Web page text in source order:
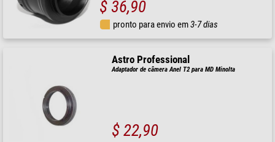
$ 36,90
pronto para envio em3-7 dias
Astro Professional
Adaptador de câmera Anel T2 para MD Minolta
$ 22,90